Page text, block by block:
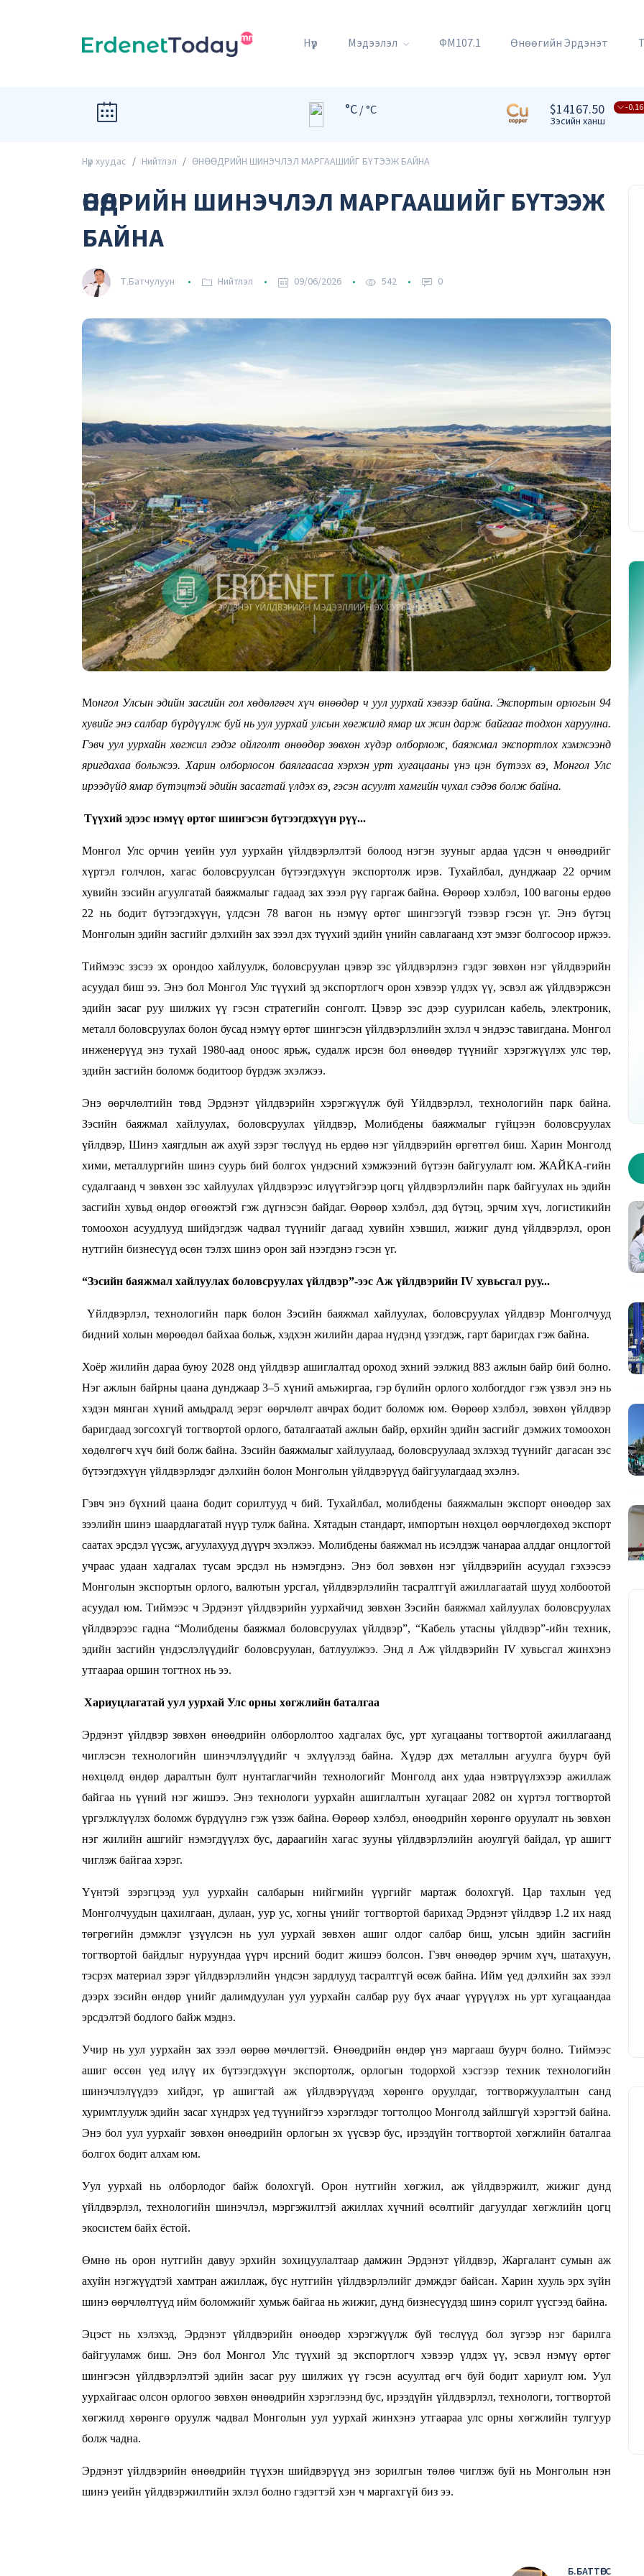
Нүүр Мэдээлэл ФМ107.1 Өнөөгийн Эрдэнэт
°C/ °C $14167.50 -
Зэсийн ханш
Нүүр хуудас Нийтлэл ӨНӨӨДРИЙН ШИНЭЧЛЭЛ МАРГААШИЙГ БҮТЭЭЖ БАЙНА
ӨНӨӨДРИЙН ШИНЭЧЛЭЛ МАРГААШИЙГ БҮТЭЭЖ
БАЙНА
Т.Батчулуун Нийтлэл 09/06/2026 542 0
Монгол Улсын эдийн засгийн гол хөдөлгөгч хүч өнөөдөр ч уул уурхай хэвээр байна. Экспортын орлогын 94
хувийг энэ салбар бүрдүүлж буй нь уул уурхай улсын хөгжилд ямар их жин дарж байгааг тодхон харуулна.
Гэвч уул уурхайн хөгжил гэдэг ойлголт өнөөдөр зөвхөн хүдэр олборлож, баяжмал экспортлох хэмжээнд
яригдахаа больжээ. Харин олборлосон баялгаасаа хэрхэн урт хугацааны үнэ цэн бүтээх вэ, Монгол Улс
ирээдүйд ямар бүтэцтэй эдийн засагтай үлдэх вэ, гэсэн асуулт хамгийн чухал сэдэв болж байна.
Түүхий эдээс нэмүү өртөг шингэсэн бүтээгдэхүүн рүү...
Монгол Улс орчин үеийн уул уурхайн үйлдвэрлэлтэй болоод нэгэн зууныг ардаа үдсэн ч өнөөдрийг
хүртэл голчлон, хагас боловсруулсан бүтээгдэхүүн экспортолж ирэв. Тухайлбал, дунджаар 22 орчим
хувийн зэсийн агуулгатай баяжмалыг гадаад зах зээл рүү гаргаж байна. Өөрөөр хэлбэл, 100 вагоны ердөө
22 нь бодит бүтээгдэхүүн, үлдсэн 78 вагон нь нэмүү өртөг шингээгүй тээвэр гэсэн үг. Энэ бүтэц
Монголын эдийн засгийг дэлхийн зах зээл дэх түүхий эдийн үнийн савлагаанд хэт эмзэг болгосоор иржээ.
Тиймээс зэсээ эх орондоо хайлуулж, боловсруулан цэвэр зэс үйлдвэрлэнэ гэдэг зөвхөн нэг үйлдвэрийн
асуудал биш ээ. Энэ бол Монгол Улс түүхий эд экспортлогч орон хэвээр үлдэх үү, эсвэл аж үйлдвэржсэн
эдийн засаг руу шилжих үү гэсэн стратегийн сонголт. Цэвэр зэс дээр суурилсан кабель, электроник,
металл боловсруулах болон бусад нэмүү өртөг шингэсэн үйлдвэрлэлийн эхлэл ч эндээс тавигдана. Монгол
инженерүүд энэ тухай 1980-аад оноос ярьж, судалж ирсэн бол өнөөдөр түүнийг хэрэгжүүлэх улс төр,
эдийн засгийн боломж бодитоор бүрдэж эхэлжээ.
Энэ өөрчлөлтийн төвд Эрдэнэт үйлдвэрийн хэрэгжүүлж буй Үйлдвэрлэл, технологийн парк байна.
Зэсийн баяжмал хайлуулах, боловсруулах үйлдвэр, Молибдены баяжмалыг гүйцээн боловсруулах
үйлдвэр, Шинэ хаягдлын аж ахуй зэрэг төслүүд нь ердөө нэг үйлдвэрийн өргөтгөл биш. Харин Монголд
хими, металлургийн шинэ суурь бий болгох үндэсний хэмжээний бүтээн байгуулалт юм. ЖАЙКА-гийн
судалгаанд ч зөвхөн зэс хайлуулах үйлдвэрээс илүүтэйгээр цогц үйлдвэрлэлийн парк байгуулах нь эдийн
засгийн хувьд өндөр өгөөжтэй гэж дүгнэсэн байдаг. Өөрөөр хэлбэл, дэд бүтэц, эрчим хүч, логистикийн
томоохон асуудлууд шийдэгдэж чадвал түүнийг дагаад хувийн хэвшил, жижиг дунд үйлдвэрлэл, орон
нутгийн бизнесүүд өсөн тэлэх шинэ орон зай нээгдэнэ гэсэн үг.
“Зэсийн баяжмал хайлуулах боловсруулах үйлдвэр”-ээс Аж үйлдвэрийн IV хувьсгал руу...
Үйлдвэрлэл, технологийн парк болон Зэсийн баяжмал хайлуулах, боловсруулах үйлдвэр Монголчууд
бидний холын мөрөөдөл байхаа больж, хэдхэн жилийн дараа нүдэнд үзэгдэж, гарт баригдах гэж байна.
Хоёр жилийн дараа буюу 2028 онд үйлдвэр ашиглалтад ороход эхний ээлжид 883 ажлын байр бий болно.
Нэг ажлын байрны цаана дунджаар 3–5 хүний амьжиргаа, гэр бүлийн орлого холбогддог гэж үзвэл энэ нь
хэдэн мянган хүний амьдралд эерэг өөрчлөлт авчрах бодит боломж юм. Өөрөөр хэлбэл, зөвхөн үйлдвэр
баригдаад зогсохгүй тогтвортой орлого, баталгаатай ажлын байр, өрхийн эдийн засгийг дэмжих томоохон
хөдөлгөгч хүч бий болж байна. Зэсийн баяжмалыг хайлуулаад, боловсруулаад эхлэхэд түүнийг дагасан зэс
бүтээгдэхүүн үйлдвэрлэдэг дэлхийн болон Монголын үйлдвэрүүд байгуулагдаад эхэлнэ.
Гэвч энэ бүхний цаана бодит сорилтууд ч бий. Тухайлбал, молибдены баяжмалын экспорт өнөөдөр зах
зээлийн шинэ шаардлагатай нүүр тулж байна. Хятадын стандарт, импортын нөхцөл өөрчлөгдөхөд экспорт
саатах эрсдэл үүсэж, агуулахууд дүүрч эхэлжээ. Молибдены баяжмал нь исэлдэж чанараа алддаг онцлогтой
учраас удаан хадгалах тусам эрсдэл нь нэмэгдэнэ. Энэ бол зөвхөн нэг үйлдвэрийн асуудал гэхээсээ
Монголын экспортын орлого, валютын урсгал, үйлдвэрлэлийн тасралтгүй ажиллагаатай шууд холбоотой
асуудал юм. Тиймээс ч Эрдэнэт үйлдвэрийн уурхайчид зөвхөн Зэсийн баяжмал хайлуулах боловсруулах
үйлдвэрээс гадна “Молибдены баяжмал боловсруулах үйлдвэр”, “Кабель утасны үйлдвэр”-ийн техник,
эдийн засгийн үндэслэлүүдийг боловсруулан, батлуулжээ. Энд л Аж үйлдвэрийн IV хувьсгал жинхэнэ
утгаараа оршин тогтнох нь ээ.
Хариуцлагатай уул уурхай Улс орны хөгжлийн баталгаа
Эрдэнэт үйлдвэр зөвхөн өнөөдрийн олборлолтоо хадгалах бус, урт хугацааны тогтвортой ажиллагаанд
чиглэсэн технологийн шинэчлэлүүдийг ч эхлүүлээд байна. Хүдэр дэх металлын агуулга буурч буй
нөхцөлд өндөр даралтын булт нунтаглагчийн технологийг Монголд анх удаа нэвтрүүлэхээр ажиллаж
байгаа нь үүний нэг жишээ. Энэ технологи уурхайн ашиглалтын хугацааг 2082 он хүртэл тогтвортой
үргэлжлүүлэх боломж бүрдүүлнэ гэж үзэж байна. Өөрөөр хэлбэл, өнөөдрийн хөрөнгө оруулалт нь зөвхөн
нэг жилийн ашгийг нэмэгдүүлэх бус, дараагийн хагас зууны үйлдвэрлэлийн аюулгүй байдал, үр ашигт
чиглэж байгаа хэрэг.
Үүнтэй зэрэгцээд уул уурхайн салбарын нийгмийн үүргийг мартаж болохгүй. Цар тахлын үед
Монголчуудын цахилгаан, дулаан, уур ус, хогны үнийг тогтвортой барихад Эрдэнэт үйлдвэр 1.2 их наяд
төгрөгийн дэмжлэг үзүүлсэн нь уул уурхай зөвхөн ашиг олдог салбар биш, улсын эдийн засгийн
тогтвортой байдлыг нуруундаа үүрч ирсний бодит жишээ болсон. Гэвч өнөөдөр эрчим хүч, шатахуун,
тэсрэх материал зэрэг үйлдвэрлэлийн үндсэн зардлууд тасралтгүй өсөж байна. Ийм үед дэлхийн зах зээл
дээрх зэсийн өндөр үнийг далимдуулан уул уурхайн салбар руу бүх ачааг үүрүүлэх нь урт хугацаандаа
эрсдэлтэй бодлого байж мэднэ.
Учир нь уул уурхайн зах зээл өөрөө мөчлөгтэй. Өнөөдрийн өндөр үнэ маргааш буурч болно. Тиймээс
ашиг өссөн үед илүү их бүтээгдэхүүн экспортолж, орлогын тодорхой хэсгээр техник технологийн
шинэчлэлүүдээ хийдэг, үр ашигтай аж үйлдвэрүүдэд хөрөнгө оруулдаг, тогтворжуулалтын санд
хуримтлуулж эдийн засаг хүндрэх үед түүнийгээ хэрэглэдэг тогтолцоо Монголд зайлшгүй хэрэгтэй байна.
Энэ бол уул уурхайг зөвхөн өнөөдрийн орлогын эх үүсвэр бус, ирээдүйн тогтвортой хөгжлийн баталгаа
болгох бодит алхам юм.
Уул уурхай нь олборлодог байж болохгүй. Орон нутгийн хөгжил, аж үйлдвэржилт, жижиг дунд
үйлдвэрлэл, технологийн шинэчлэл, мэргэжилтэй ажиллах хүчний өсөлтийг дагуулдаг хөгжлийн цогц
экосистем байх ёстой.
Өмнө нь орон нутгийн давуу эрхийн зохицуулалтаар дамжин Эрдэнэт үйлдвэр, Жаргалант сумын аж
ахуйн нэгжүүдтэй хамтран ажиллаж, бүс нутгийн үйлдвэрлэлийг дэмждэг байсан. Харин хууль эрх зүйн
шинэ өөрчлөлтүүд ийм боломжийг хумьж байгаа нь жижиг, дунд бизнесүүдэд шинэ сорилт үүсгээд байна.
Эцэст нь хэлэхэд, Эрдэнэт үйлдвэрийн өнөөдөр хэрэгжүүлж буй төслүүд бол зүгээр нэг барилга
байгууламж биш. Энэ бол Монгол Улс түүхий эд экспортлогч хэвээр үлдэх үү, эсвэл нэмүү өртөг
шингэсэн үйлдвэрлэлтэй эдийн засаг руу шилжих үү гэсэн асуултад өгч буй бодит хариулт юм. Уул
уурхайгаас олсон орлогоо зөвхөн өнөөдрийн хэрэглээнд бус, ирээдүйн үйлдвэрлэл, технологи, тогтвортой
хөгжилд хөрөнгө оруулж чадвал Монголын уул уурхай жинхэнэ утгаараа улс орны хөгжлийн тулгуур
болж чадна.
Эрдэнэт үйлдвэрийн өнөөдрийн түүхэн шийдвэрүүд энэ зорилгын төлөө чиглэж буй нь Монголын нэн
шинэ үеийн үйлдвэржилтийн эхлэл болно гэдэгтэй хэн ч маргахгүй биз ээ.
Б.БАТТӨГС
2026 оны 10 дугаар дугаар - Хуудас 1
Эрдэнэт үйлдвэрийн эрчим хүч-
хөгжлийн үндэс
Т.Батчулуун 23/04/2026
Уурхайн ирээдүйг тооцоологч
инженер
Т.Батчулуун 20/03/2026